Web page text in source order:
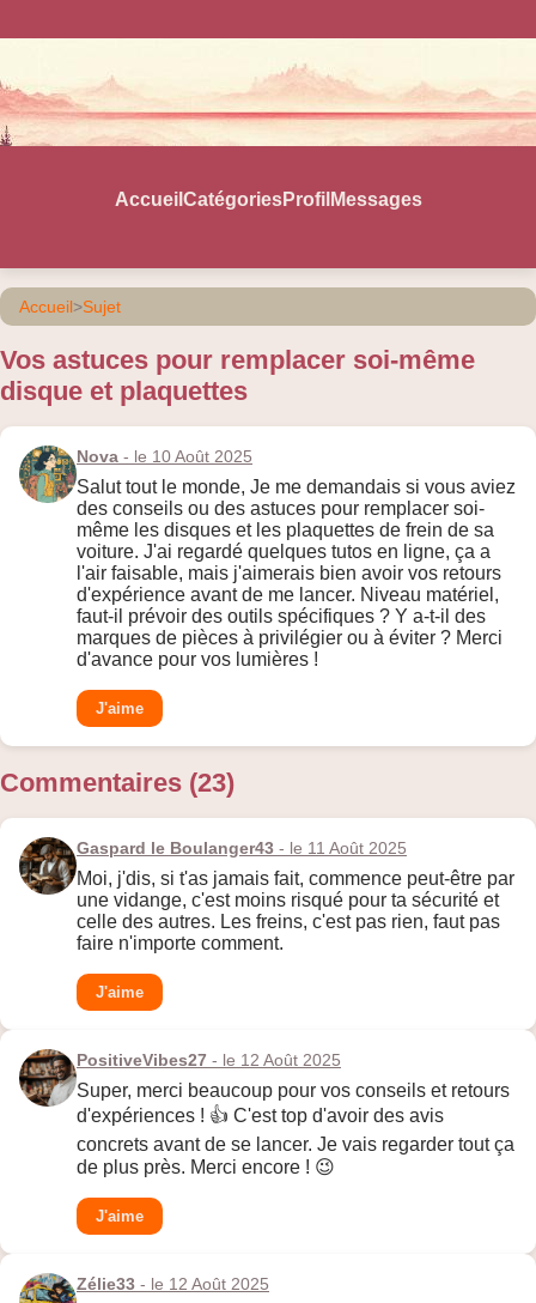
Accueil CatégoriesProfil Messages
Accueil>Sujet
Vos astuces pour remplacer soi-même
disque et plaquettes
Nova - le 10 Août 2025
Salut tout le monde, Je me demandais si vous aviez
des conseils ou des astuces pour remplacer soi-
même les disques et les plaquettes de frein de sa
voiture. J'ai regardé quelques tutos en ligne, ça a
l'air faisable, mais j'aimerais bien avoir vos retours
d'expérience avant de me lancer. Niveau matériel,
faut-il prévoir des outils spécifiques ? Y a-t-il des
marques de pièces à privilégier ou à éviter ? Merci
d'avance pour vos lumières !
J'aime
Commentaires (23)
Gaspard le Boulanger43 - le 11 Août 2025
Moi, j'dis, si t'as jamais fait, commence peut-être par
une vidange, c'est moins risqué pour ta sécurité et
celle des autres. Les freins, c'est pas rien, faut pas
faire n'importe comment.
J'aime
PositiveVibes27 - le 12 Août 2025
Super, merci beaucoup pour vos conseils et retours
d'expériences ! 👍 C'est top d'avoir des avis
concrets avant de se lancer. Je vais regarder tout ça
de plus près. Merci encore ! 😉
J'aime
Zélie33 - le 12 Août 2025